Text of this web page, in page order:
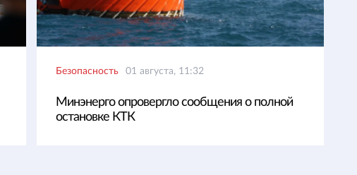
Безопасность 01 августа, 11:32
Минэнерго опровергло сообщения о полной
остановке КТК